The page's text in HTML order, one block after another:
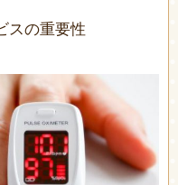
スの重要性